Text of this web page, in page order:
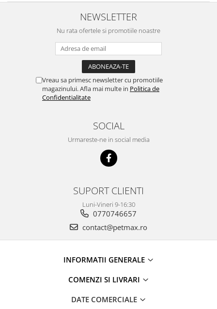
NEWSLETTER
Nu rata ofertele si promotiile noastre
Vreau sa primesc newsletter cu promotiile
magazinului. Afla mai multe in Politica de
Confidentialitate
SOCIAL
Urmareste-ne in social media
SUPORT CLIENTI
Luni-Vineri 9-16:30
0770746657
contact@petmax.ro
INFORMATII GENERALE
COMENZI SI LIVRARI
DATE COMERCIALE